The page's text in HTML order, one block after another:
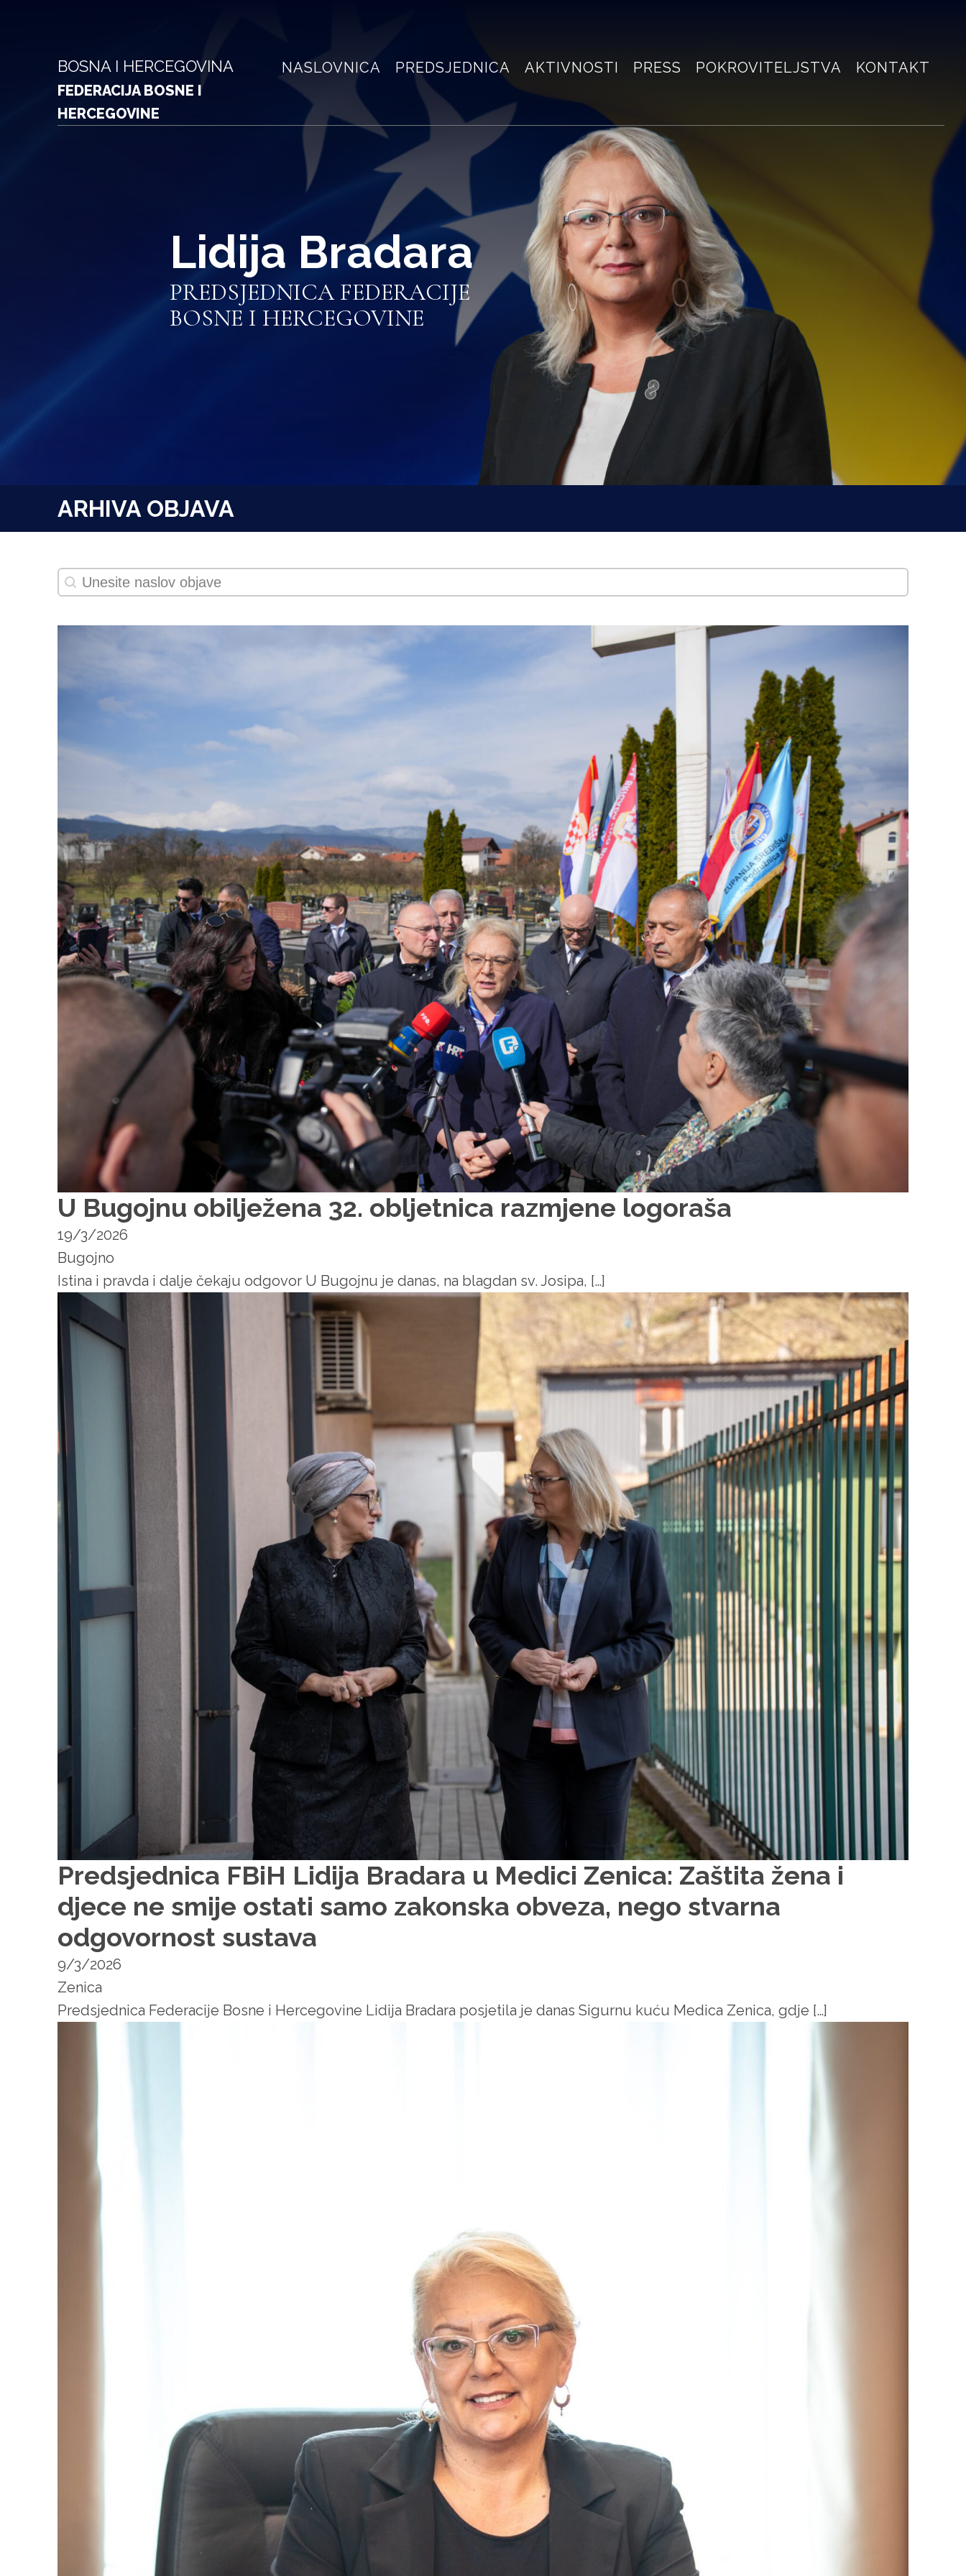
BOSNA I HERCEGOVINA
FEDERACIJA BOSNE I
HERCEGOVINE
NASLOVNICA PREDSJEDNICA AKTIVNOSTI PRESS POKROVITELJSTVA KONTAKT
Lidija Bradara
PREDSJEDNICA FEDERACIJE
BOSNE I HERCEGOVINE
ARHIVA OBJAVA
search
Search content
U Bugojnu obilježena 32. obljetnica razmjene logoraša
19/3/2026
Bugojno
Istina i pravda i dalje čekaju odgovor U Bugojnu je danas, na blagdan sv. Josipa, […]
Predsjednica FBiH Lidija Bradara u Medici Zenica: Zaštita žena i
djece ne smije ostati samo zakonska obveza, nego stvarna
odgovornost sustava
9/3/2026
Zenica
Predsjednica Federacije Bosne i Hercegovine Lidija Bradara posjetila je danas Sigurnu kuću Medica Zenica, gdje […]